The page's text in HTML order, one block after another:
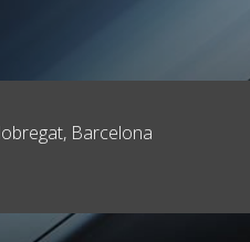
Barcelona